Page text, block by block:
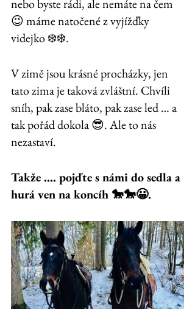
nebo byste rádi, ale nemáte na čem
😉 máme natočené z vyjížďky
videjko ❄️❄️.
V zimě jsou krásné procházky, jen
tato zima je taková zvláštní. Chvíli
sníh, pak zase bláto, pak zase led … a
tak pořád dokola 😎. Ale to nás
nezastaví.
Takže …. pojďte s námi do sedla a
hurá ven na koncíh 🐎🐎😀.